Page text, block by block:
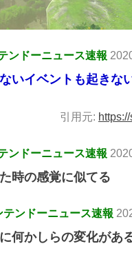
ンドーニュース速報
いイベントも起きな
引用元:
ンドーニュース速報
時の感覚に似てる
ンドーニュース速報
何かしらの変化があ